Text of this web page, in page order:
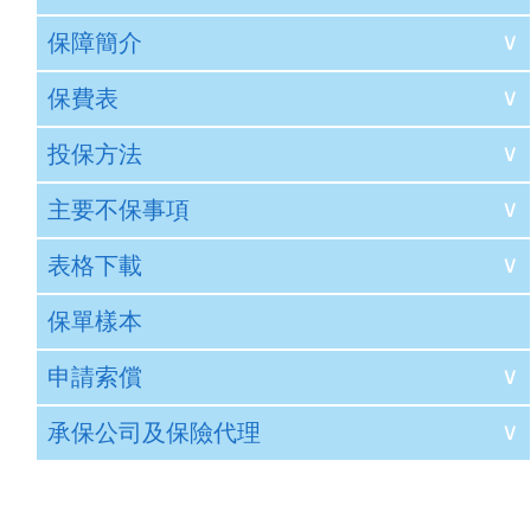
專業風險難預測，個人保障不能缺
障成為您的專業後盾。
為何需要專職醫療人員- 醫療專業責任保險？
專業資格得來不易，為您的執業生涯加上一道防
作為專職醫療人員，每一次專業評估、治療建議
即使並非重大醫療事故，以下情況亦有機會引發
•
病人投訴
•
紀律程序 •
法律抗辯開支
即使最終證明沒有過失，整個過程仍可能對個人
保障簡介
專職醫療人員 - 醫療專業責任保險簡介
是為專職醫療人員度身訂造的保險，可保障受
保人在工作期間因專業疏忽而導致之法律責任
和索償。
適用專職人士
自然療法師
冥想治療師
營養師/ 營養學家
脊醫
視光師
保費表
由於保費需視乎職業類別及投保書的資料而
定，我們會於受保人提交投保書及相關證書 /
執照/資格證明之副本，經保險公司核保後提供
報價。
投保方法
報價：
請電郵 /Whatsapp / 傳真以下文件，以獲取報價
① 填妥及簽署「 投保書 」
② 相關證書 / 執照 / 資格證明之副本
確認投保及繳交保費：
主要不保事項
1. 受保人的欺詐、不誠實、惡意、刑事或不合
法行為。
2. 於香港範圍外發生之任何事故。
3. 在受保期生效前之已申報／應申報的事故或
索償。
4. 任何並非受保人直接提供醫療服務所引起的
索償。
表格下載
專職醫療人員 - 醫
療專業責任保險投
保書
保單樣本
申請索償
索償事件之呈報
承保公司及保險代理